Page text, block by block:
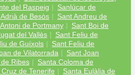
del Raspeig
Sanlúcar de
de Besòs
Sant Andreu de
de Portmany
Sant Boi de
del Vallès
Sant Feliu de
de Guíxols
Sant Feliu de
de Vilatorrada
Sant Joan
Ribes
Santa Coloma de
Cruz de Tenerife
Santa Eulàlia de